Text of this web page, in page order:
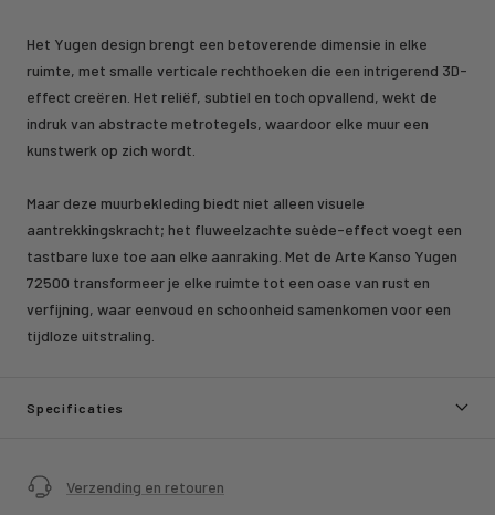
Het Yugen design brengt een betoverende dimensie in elke
ruimte, met smalle verticale rechthoeken die een intrigerend 3D-
effect creëren. Het reliëf, subtiel en toch opvallend, wekt de
indruk van abstracte metrotegels, waardoor elke muur een
kunstwerk op zich wordt.
Maar deze muurbekleding biedt niet alleen visuele
aantrekkingskracht; het fluweelzachte suède-effect voegt een
tastbare luxe toe aan elke aanraking. Met de Arte Kanso Yugen
72500 transformeer je elke ruimte tot een oase van rust en
verfijning, waar eenvoud en schoonheid samenkomen voor een
tijdloze uitstraling.
Specificaties
Verzending en retouren